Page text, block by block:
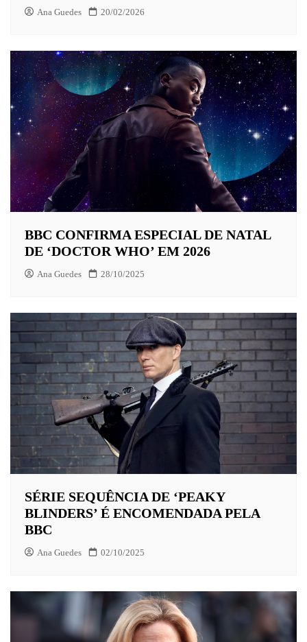
Ana Guedes 20/02/2026
BBC CONFIRMA ESPECIAL DE NATAL
DE ‘DOCTOR WHO’ EM 2026
Ana Guedes 28/10/2025
SÉRIE SEQUÊNCIA DE ‘PEAKY
BLINDERS’ É ENCOMENDADA PELA
BBC
Ana Guedes 02/10/2025